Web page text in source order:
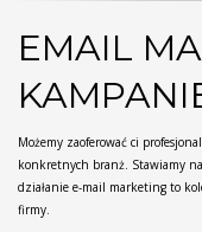
EMAIL
Możemy zaoferować ci
konkretnych branż. Stawiamy
działanie e-mail marketing to
firmy.